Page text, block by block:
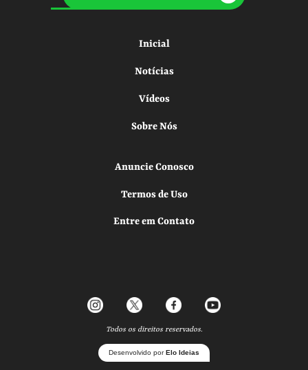
Inicial
Notícias
Vídeos
Sobre Nós
Anuncie Conosco
Termos de Uso
Entre em Contato
Todos os direitos reservados.
Desenvolvido porElo Ideias